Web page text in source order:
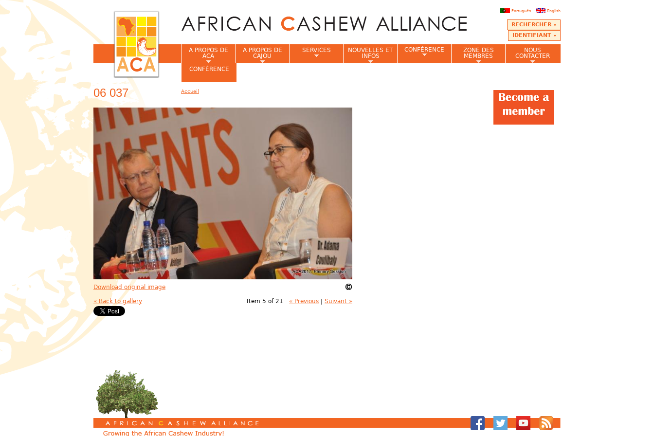
English
Português
RECHERCHER
IDENTIFIANT
06 037
Download original image
« Back to gallery Item 5 of 21 « Previous Suivant »
A PROPOS DE
ACA
A PROPOS DE
CAJOU
SERVICES
NOUVELLES ET
INFOS
CONFÉRENCE
ZONE DES
MEMBRES
NOUS
CONTACTER
CONFÉRENCE
Accueil